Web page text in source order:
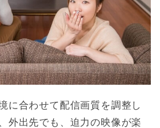
に合わせて配信画質を調整し
外出先でも、迫力の映像が楽